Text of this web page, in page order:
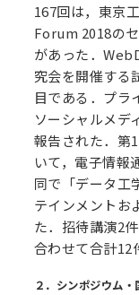
167回は，東京
Forum 2018の
があった．
究会を開催する
目である．プラ
ソーシャルメデ
報告された．第
いて，電子情報
同で「データ工
テインメントお
た．招待講演2
合わせて合計12
２．シンポジウム